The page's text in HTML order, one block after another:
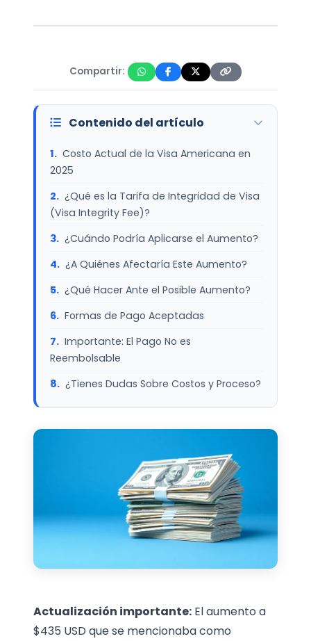
Compartir:
Contenido del artículo
Costo Actual de la Visa Americana en
2025
¿Qué es la Tarifa de Integridad de Visa
(Visa Integrity Fee)?
¿Cuándo Podría Aplicarse el Aumento?
¿A Quiénes Afectaría Este Aumento?
¿Qué Hacer Ante el Posible Aumento?
Formas de Pago Aceptadas
Importante: El Pago No es
Reembolsable
¿Tienes Dudas Sobre Costos y Proceso?
Actualización importante: El aumento a
$435 USD que se mencionaba como